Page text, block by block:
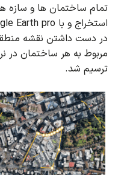
تمام ساختمان ها و سازه
استخراج و با Google Earth pro نامگذاری شدند (شکل 1).
در دست داشتن نقشه
مربوط به هر ساختمان در
ترسیم شد.